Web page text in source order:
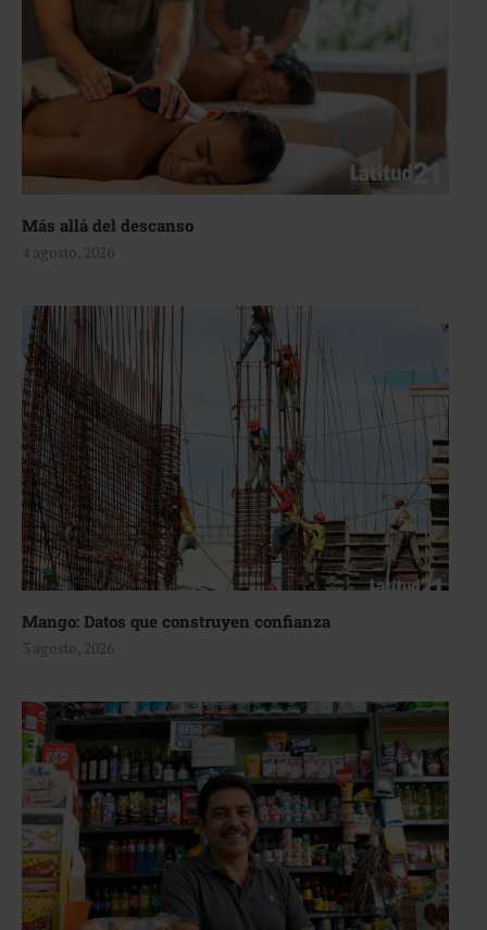
Más allá del descanso
4 agosto, 2026
Mango: Datos que construyen confianza
3 agosto, 2026